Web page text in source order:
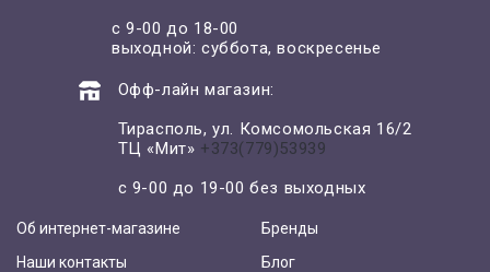
с 9-00 до 18-00
выходной: суббота, воскресенье
Офф-лайн магазин:
Тирасполь, ул. Комсомольская 16/2
ТЦ «Мит» +373(779)53939
с 9-00 до 19-00 без выходных
Об интернет-магазине
Наши контакты
Бренды
Блог